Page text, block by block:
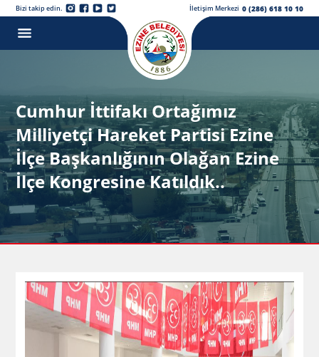
Bizi takip edin. İletişim Merkezi 0 (286) 618 10 10
Cumhur İttifakı Ortağımız
Milliyetçi Hareket Partisi Ezine
İlçe Başkanlığının Olağan Ezine
İlçe Kongresine Katıldık..